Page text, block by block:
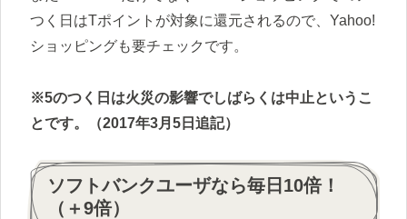
つく日はTポイントが対象に還元されるので、Yahoo!
ショッピングも要チェックです。
※5のつく日は火災の影響でしばらくは中止というこ
とです。（2017年3月5日追記）
ソフトバンクユーザなら毎日10倍！
（＋9倍）